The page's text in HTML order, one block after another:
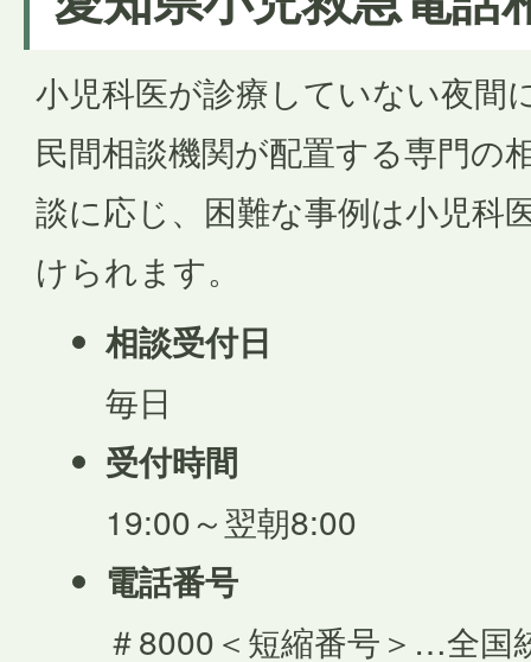
小児科医が診療していない夜間
民間相談機関が配置する専門の
談に応じ、困難な事例は小児科
けられます。
相談受付日
毎日
受付時間
19:00～翌朝8:00
電話番号
＃8000＜短縮番号＞…全国